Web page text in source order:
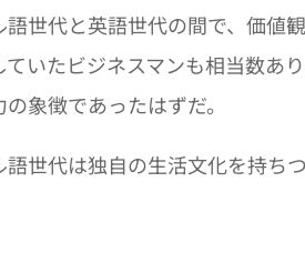
世代と英語世代の間で、価値
ていたビジネスマンも相当数あ
象徴であったはずだ。
世代は独自の生活文化を持ち